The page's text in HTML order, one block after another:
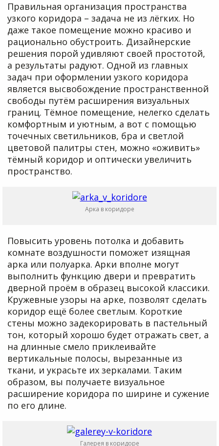
Правильная организация пространства
узкого коридора – задача не из лёгких. Но
даже такое помещение можно красиво и
рационально обустроить. Дизайнерские
решения порой удивляют своей простотой,
а результаты радуют. Одной из главных
задач при оформлении узкого коридора
является высвобождение пространственной
свободы путём расширения визуальных
границ. Тёмное помещение, нелегко сделать
комфортным и уютным, а вот с помощью
точечных светильников, бра и светлой
цветовой палитры стен, можно «оживить»
тёмный коридор и оптически увеличить
пространство.
Арка в коридоре
Повысить уровень потолка и добавить
комнате воздушности поможет изящная
арка или полуарка. Арки вполне могут
выполнить функцию двери и превратить
дверной проём в образец высокой классики.
Кружевные узоры на арке, позволят сделать
коридор ещё более светлым. Короткие
стены можно задекорировать в пастельный
тон, который хорошо будет отражать свет, а
на длинные смело приклеивайте
вертикальные полосы, вырезанные из
ткани, и украсьте их зеркалами. Таким
образом, вы получаете визуальное
расширение коридора по ширине и сужение
по его длине.
Галерея в коридоре